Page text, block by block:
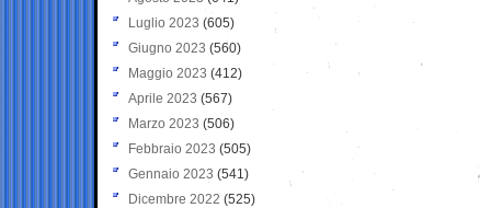
Luglio 2023 (605)
Giugno 2023 (560)
Maggio 2023 (412)
Aprile 2023 (567)
Marzo 2023 (506)
Febbraio 2023 (505)
Gennaio 2023 (541)
Dicembre 2022 (525)